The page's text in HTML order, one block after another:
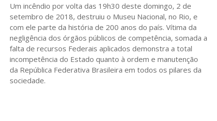
Um incêndio por volta das 19h30 deste domingo, 2 de
setembro de 2018, destruiu o Museu Nacional, no Rio, e
com ele parte da história de 200 anos do país. Vítima da
negligência dos órgãos públicos de competência, somada a
falta de recursos Federais aplicados demonstra a total
incompetência do Estado quanto à ordem e manutenção
da República Federativa Brasileira em todos os pilares da
sociedade.